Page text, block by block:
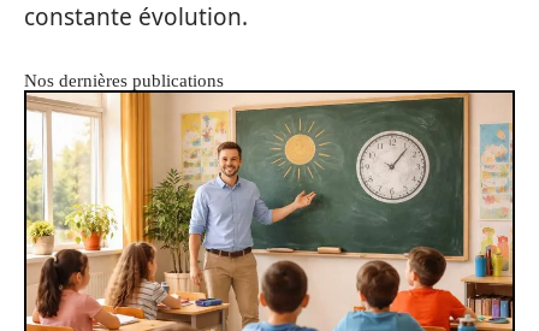
constante évolution.
Nos dernières publications